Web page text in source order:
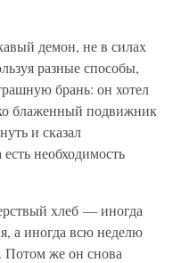
демон, не в силах
разные способы,
брань: он хотел
блаженный подвижник
и сказал
необходимость
хлеб — иногда
а иногда всю неделю
Потом же он снова